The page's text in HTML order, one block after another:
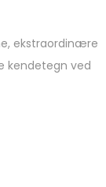
ekstraordinære
kendetegn ved